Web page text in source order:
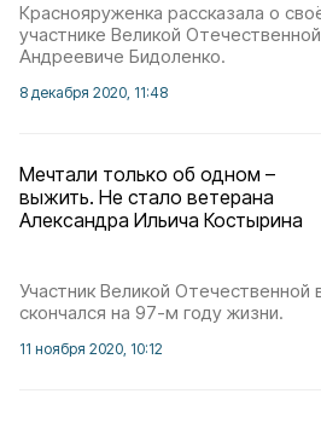
Краснояруженка рассказала о
участнике Великой
Андреевиче Бидоленко.
8 декабря 2020, 11:48
Мечтали только об одном –
выжить. Не стало ветерана
Александра Ильича Костырина
Участник Великой Отечественной
скончался на 97-м году жизни.
11 ноября 2020, 10:12